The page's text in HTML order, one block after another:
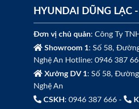
HYUNDAI DŨNG LẠC
Đơn vị chủ quản: Công Ty
Showroom 1: Số 58,
Nghệ An Hotline: 0946 387
Xưởng DV 1: Số 58,
Nghệ An
CSKH : 0946 387 666 -